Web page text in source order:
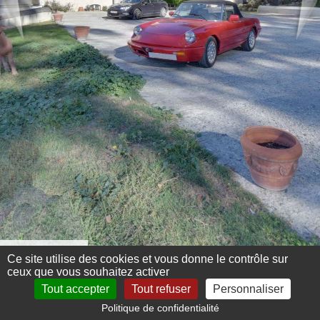
Menu 360°
Ce site utilise des cookies et vous donne le contrôle sur
ceux que vous souhaitez activer
Tout accepter
Tout refuser Personnaliser
Politique de confidentialité